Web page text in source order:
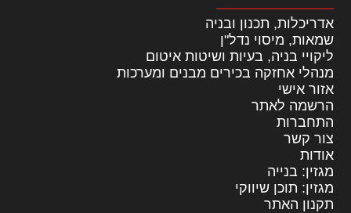
אדריכלות, תכנון ובניה
שמאות, מיסוי נדל"ן
ליקויי בניה, בעיות ושיטות איטום
מנהלי אחזקה בכירים מבנים ומערכות
אזור אישי
הרשמה לאתר
התחברות
צור קשר
אודות
מגזין: בנייה
מגזין: תוכן שיווקי
תקנון האתר